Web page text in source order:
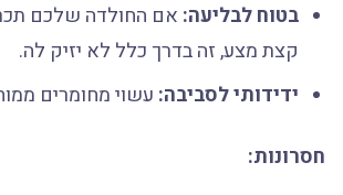
בטוח לבליעה:אם החולדה שלכם
קצת מצע, זה בדרך כלל לא יזיק לה.
ידידותי לסביבה:עשוי מחומרים
חסרונות: